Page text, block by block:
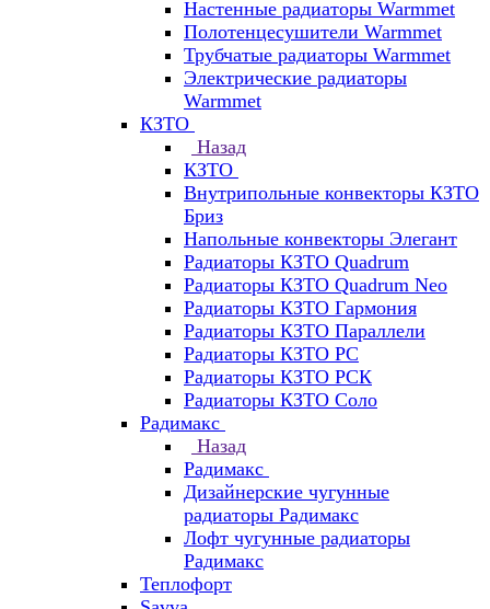
Настенные радиаторы Warmmet
Полотенцесушители Warmmet
Трубчатые радиаторы Warmmet
Электрические радиаторы
Warmmet
КЗТО
Назад
КЗТО
Внутрипольные конвекторы КЗТО
Бриз
Напольные конвекторы Элегант
Радиаторы КЗТО Quadrum
Радиаторы КЗТО Quadrum Neo
Радиаторы КЗТО Гармония
Радиаторы КЗТО Параллели
Радиаторы КЗТО РС
Радиаторы КЗТО РСК
Радиаторы КЗТО Соло
Радимакс
Назад
Радимакс
Дизайнерские чугунные
радиаторы Радимакс
Лофт чугунные радиаторы
Радимакс
Теплофорт